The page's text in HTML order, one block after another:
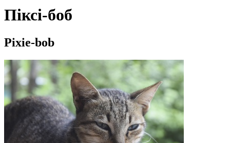
Піксі-боб
Pixie-bob